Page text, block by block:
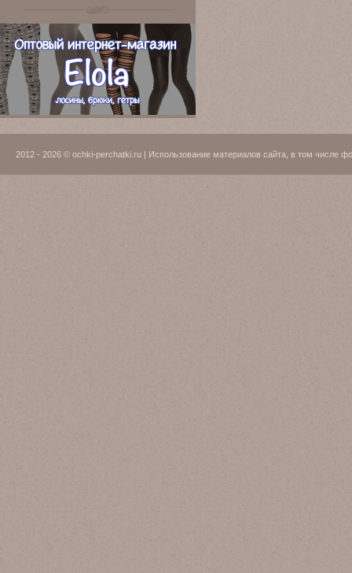
2012 - 2026 © ochki-perchatki.ru | Использование материалов сайта, в том числе